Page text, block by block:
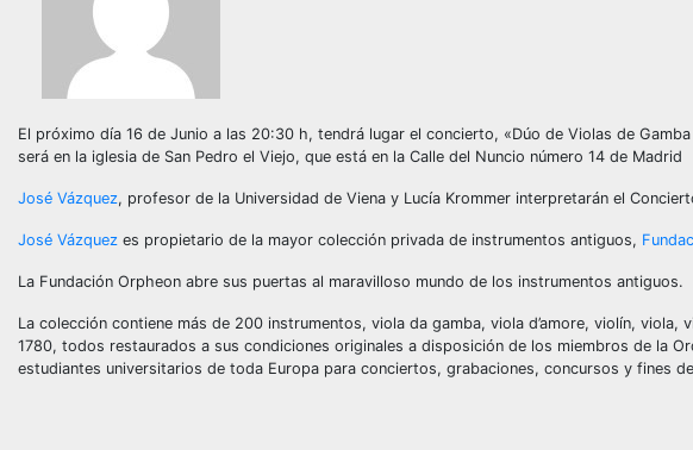
El próximo día 16 de Junio a las 20:30 h, tendrá lugar el concierto, «Dúo de Violas de
será en la iglesia de San Pedro el Viejo, que está en la Calle del Nuncio número 14 de Madrid
José Vázquez, profesor de la Universidad de Viena y Lucía Krommer interpretarán el
José Vázquez es propietario de la mayor colección privada de instrumentos antiguos,
La Fundación Orpheon abre sus puertas al maravilloso mundo de los instrumentos antiguos.
La colección contiene más de 200 instrumentos, viola da gamba, viola d’amore, violín,
1780, todos restaurados a sus condiciones originales a disposición de los miembros de la
estudiantes universitarios de toda Europa para conciertos, grabaciones, concursos y fines